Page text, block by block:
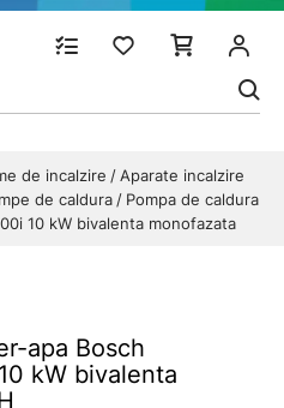
de incalzire
Aparate incalzire
de caldura
Pompa de caldura
10 kW bivalenta monofazata
apa Bosch
kW bivalenta